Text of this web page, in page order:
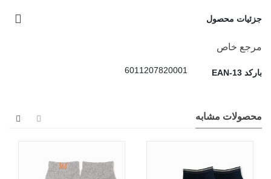
جزئیات محصول
مرجع خاص
بارکد EAN-13 6011207820001
محصولات مشابه